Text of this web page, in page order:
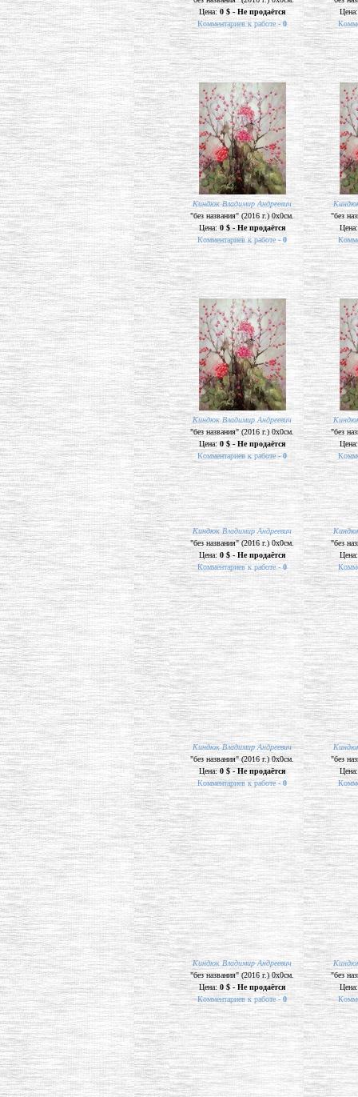
Цена:0 $ - Не продаётся
Комментариев к работе - 0
Киндюк Владимир Андреевич
"без названия" (2016 г.) 0х0см.
Цена: 0 $ - Не продаётся
Комментариев к работе - 0
"без
Киндюк Владимир Андреевич
"без названия" (2016 г.) 0х0см.
Цена:0 $ - Не продаётся
Комментариев к работе -0
"без
Киндюк Владимир Андреевич
"без названия" (2016 г.) 0х0см.
Цена: 0 $ - Не продаётся
Комментариев к работе -0
"без
Киндюк Владимир Андреевич
"без названия" (2016 г.) 0х0см.
Цена: 0 $ - Не продаётся
Комментариев к работе -0
"без
Киндюк Владимир Андреевич
"без названия" (2016 г.) 0х0см.
Цена:0 $ - Не продаётся
Комментариев к работе - 0
"без